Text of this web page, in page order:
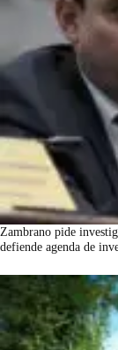
Zambrano pide
defiende agenda de